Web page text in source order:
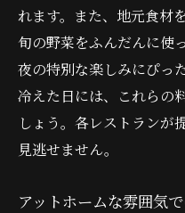
れます。また、地元食材
旬の野菜をふんだんに使
夜の特別な楽しみにぴっ
冷えた日には、これらの
しょう。各レストランが
見逃せません。
アットホームな雰囲気